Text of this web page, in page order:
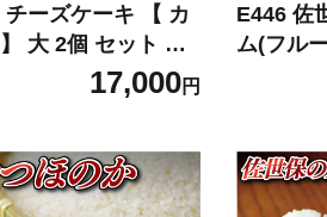
チーズケーキ 【 カ
大 2個 セット ス
ーキ ハウステンボ
ー 長崎県 佐世保市
17,000円
E446 佐
ム(フル